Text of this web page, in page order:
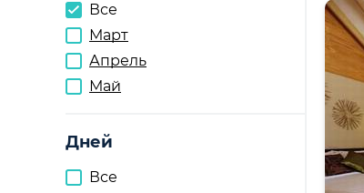
Все
Март
Апрель
Май
Дней
Все